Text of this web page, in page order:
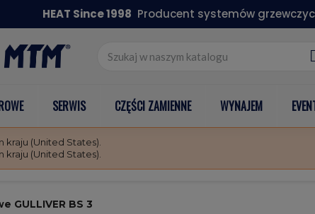
HEAT Since 1998 Producent systemów
SERWIS CZĘŚCI ZAMIENNE WYNAJEM
(United States).
(United States).
GULLIVER BS 3